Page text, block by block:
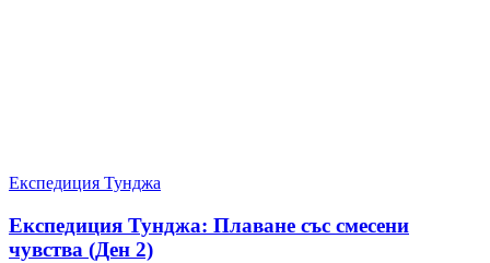
Експедиция Тунджа
Експедиция Тунджа: Плаване със смесени
чувства (Ден 2)